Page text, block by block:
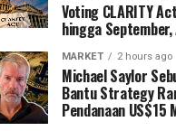
Voting CLARITY
hingga September,
MARKET 2 hours ago
Michael Saylor
Bantu Strategy
Pendanaan US$15